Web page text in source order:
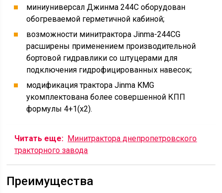
миниуниверсал Джинма 244С оборудован
обогреваемой герметичной кабиной;
возможности минитрактора Jinma-244CG
расширены применением производительной
бортовой гидравлики со штуцерами для
подключения гидрофицированных навесок;
модификация трактора Jinma KMG
укомплектована более совершенной КПП
формулы 4+1(х2).
Читать еще: Минитрактора днепропетровского
тракторного завода
Преимущества